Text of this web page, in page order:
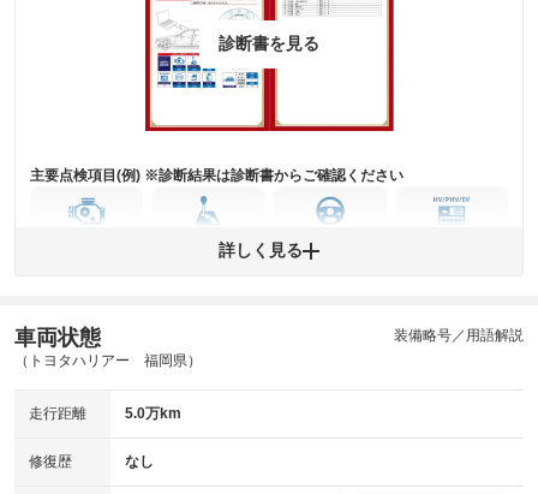
※グー鑑定は保証サービスではございません。購入時は必ず現車をご確認
※実際にお渡しするコンディションチェックシートにつきましては、形式
※グー鑑定の評価はあくまでも記載している鑑定日の鑑定結果となりま
診断書を見る
主要点検項目(例) ※診断結果は診断書からご確認ください
ミッション
ステアリング
ABS その他
※グー故障診断は保証サービスではございません。購入時は必ず現車をご
※実際にお渡しする故障診断書につきましては、形式および表示項目が異
詳しく見る
車両状態
（トヨタハリアー 福岡県）
装備略号／用語解説
走行距離 5.0万km
修復歴 なし